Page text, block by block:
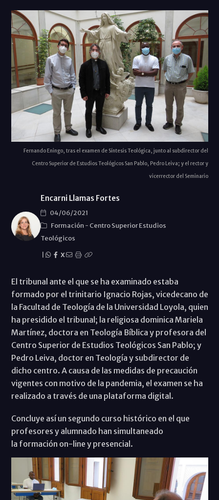
Fernando Eningo, tras el examen de Síntesis Teológica, junto al subdirector del
Centro Superior de Estudios Teológicos San Pablo, Pedro Leiva; y el rector y
vicerrector del Seminario
Encarni Llamas Fortes
04/06/2021
Formación - Centro Superior Estudios
Teológicos
X
El tribunal ante el que se ha examinado estaba
formado por el trinitario Ignacio Rojas, vicedecano de
la Facultad de Teología de la Universidad Loyola, quien
ha presidido el tribunal; la religiosa dominica Mariela
Martínez, doctora en Teología Bíblica y profesora del
Centro Superior de Estudios Teológicos San Pablo; y
Pedro Leiva, doctor en Teología y subdirector de
dicho centro. A causa de las medidas de precaución
vigentes con motivo de la pandemia, el examen se ha
realizado a través de una plataforma digital.
Concluye así un segundo curso histórico en el que
profesores y alumnado han simultaneado
la formación on-line y presencial.